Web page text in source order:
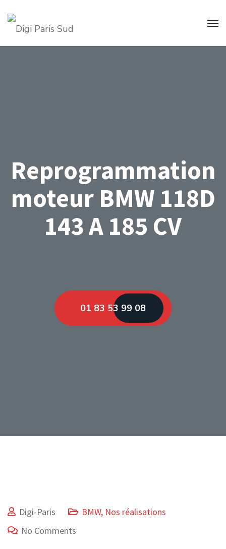
Reprogrammation
moteur BMW 118D
143 A 185 CV
01 83 53 99 08
Digi-Paris BMW, Nos réalisations
No Comments